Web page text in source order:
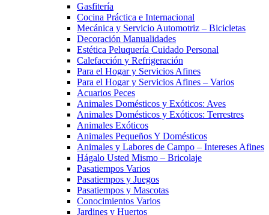
Gasfitería
Cocina Práctica e Internacional
Mecánica y Servicio Automotriz – Bicicletas
Decoración Manualidades
Estética Peluquería Cuidado Personal
Calefacción y Refrigeración
Para el Hogar y Servicios Afines
Para el Hogar y Servicios Afines – Varios
Acuarios Peces
Animales Domésticos y Exóticos: Aves
Animales Domésticos y Exóticos: Terrestres
Animales Exóticos
Animales Pequeños Y Domésticos
Animales y Labores de Campo – Intereses Afines
Hágalo Usted Mismo – Bricolaje
Pasatiempos Varios
Pasatiempos y Juegos
Pasatiempos y Mascotas
Conocimientos Varios
Jardines y Huertos